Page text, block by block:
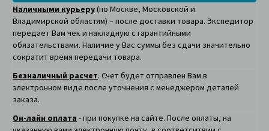
Наличными курьеру(по Москве, Московской и
Владимирской областям) – после доставки товара. Экспедитор
передает Вам чек и накладную с гарантийными
обязательствами. Наличие у Вас суммы без сдачи значительно
сократит время передачи товара.
Безналичный расчет. Счет будет отправлен Вам в
электронном виде после уточнения с менеджером деталей
заказа.
Он-лайн оплата - при покупке на сайте. После оплаты, на